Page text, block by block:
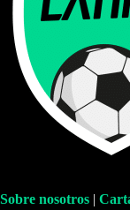
Sobre nosotros |